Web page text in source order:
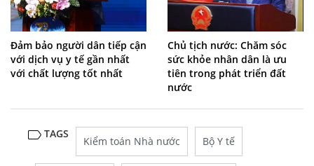
Đảm bảo người dân tiếp cận
với dịch vụ y tế gần nhất
với chất lượng tốt nhất
Chủ tịch nước: Chăm sóc
sức khỏe nhân dân là ưu
tiên trong phát triển đất
nước
TAGS
Kiểm toán Nhà nước Bộ Y tế